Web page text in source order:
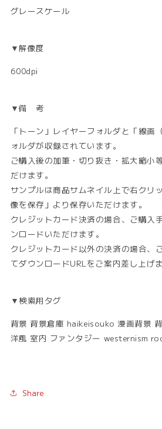
グレースケール
▼解像度
600dpi
▼備 考
「トーン」レイヤーフォルダと「線画
ォルダが収録されています。
ご購入後の加筆・切り抜き・拡大縮小
だけます。
サンプルは商品サムネイル上で右クリ
像を保存」より保存いただけます。
クレジットカード決済の場合、ご購入
ンロードいただけます。
クレジットカード以外の決済の場合、
てダウンロードURLをご案内差し上げま
▼検索用タグ
背景 背景倉庫 haikeisouko 漫画背景
洋風 室内 ファンタジー westernism
Share